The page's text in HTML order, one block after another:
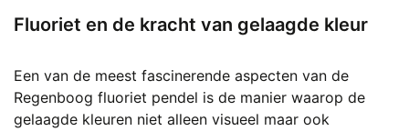
Fluoriet en de kracht van gelaagde kleur
Een van de meest fascinerende aspecten van de
Regenboog fluoriet pendel is de manier waarop de
gelaagde kleuren niet alleen visueel maar ook